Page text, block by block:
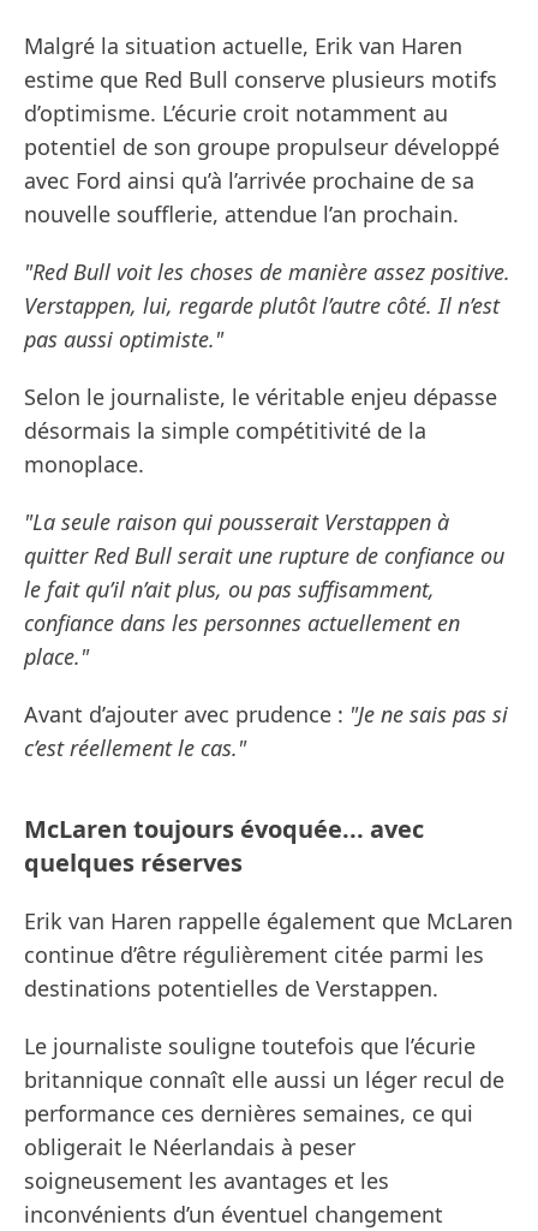
Malgré la situation actuelle, Erik van Haren
estime que Red Bull conserve plusieurs motifs
d’optimisme. L’écurie croit notamment au
potentiel de son groupe propulseur développé
avec Ford ainsi qu’à l’arrivée prochaine de sa
nouvelle soufflerie, attendue l’an prochain.
"Red Bull voit les choses de manière assez positive.
Verstappen, lui, regarde plutôt l’autre côté. Il n’est
pas aussi optimiste."
Selon le journaliste, le véritable enjeu dépasse
désormais la simple compétitivité de la
monoplace.
"La seule raison qui pousserait Verstappen à
quitter Red Bull serait une rupture de confiance ou
le fait qu’il n’ait plus, ou pas suffisamment,
confiance dans les personnes actuellement en
place."
Avant d’ajouter avec prudence : "Je ne sais pas si
c’est réellement le cas."
McLaren toujours évoquée... avec
quelques réserves
Erik van Haren rappelle également que McLaren
continue d’être régulièrement citée parmi les
destinations potentielles de Verstappen.
Le journaliste souligne toutefois que l’écurie
britannique connaît elle aussi un léger recul de
performance ces dernières semaines, ce qui
obligerait le Néerlandais à peser
soigneusement les avantages et les
inconvénients d’un éventuel changement